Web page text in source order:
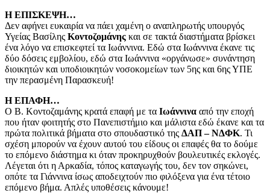
Η ΕΠΙΣΚΕΨΗ…
Δεν αφήνει ευκαιρία να πάει χαμένη ο αναπληρωτής υπουργός
Υγείας Βασίλης Κοντοζομάνης και σε τακτά διαστήματα βρίσκει
ένα λόγο να επισκεφτεί τα Ιωάννινα. Εδώ στα Ιωάννινα έκανε τις
δύο δόσεις εμβολίου, εδώ στα Ιωάννινα «οργάνωσε» συνάντηση
διοικητών και υποδιοικητών νοσοκομείων των 5ης και 6ης ΥΠΕ
την περασμένη Παρασκευή!
Η ΕΠΑΦΗ…
Ο Β. Κοντοζαμάνης κρατά επαφή με τα Ιωάννινα από την εποχή
που ήταν φοιτητής στο Πανεπιστήμιο και μάλιστα εδώ έκανε και τα
πρώτα πολιτικά βήματα στο σπουδαστικό της ΔΑΠ – ΝΔΦΚ. Τι
σχέση μπορούν να έχουν αυτού του είδους οι επαφές θα το δούμε
το επόμενο διάστημα κι όταν προκηρυχθούν βουλευτικές εκλογές.
Λέγεται ότι η Αρκαδία, τόπος καταγωγής του, δεν τον σηκώνει,
οπότε τα Γιάννινα ίσως αποδειχτούν πιο φιλόξενα για ένα τέτοιο
επόμενο βήμα. Απλές υποθέσεις κάνουμε!